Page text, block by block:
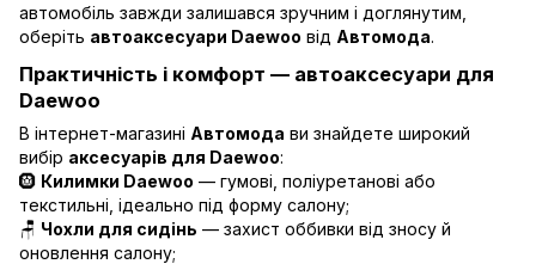
автомобіль завжди залишався зручним і доглянутим,
оберіть автоаксесуари Daewoo від Автомода.
Практичність і комфорт — автоаксесуари для
Daewoo
В інтернет-магазині Автомода ви знайдете широкий
вибір аксесуарів для Daewoo:
🛞 Килимки Daewoo — гумові, поліуретанові або
текстильні, ідеально під форму салону;
🪑 Чохли для сидінь — захист оббивки від зносу й
оновлення салону;